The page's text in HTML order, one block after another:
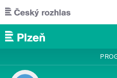
Přejít k hlavnímu obsahu